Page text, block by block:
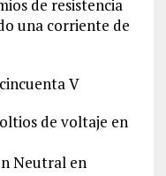
de resistencia
una corriente de
V
de voltaje en
Neutral en